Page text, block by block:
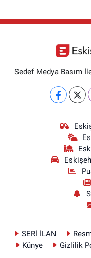
Sedef Medya Basım
SERİ İLAN
Künye
Gizlilik